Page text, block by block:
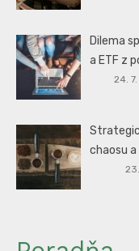
Dilema
a ETF z
24.
chaosu